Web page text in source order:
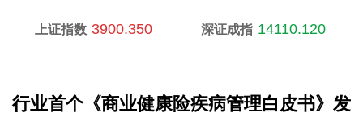
上证指数 3900.350 深证成指 14110.120
行业首个《商业健康险疾病管理白皮书》发